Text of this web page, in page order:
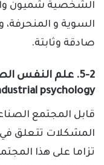
الشخصية شميون
السوية و
صادقة وثابتة.
psychology
قابل المجتمع
المشكلات تتعلق في
تزاما على هذا